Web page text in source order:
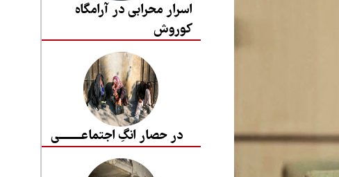
اسرار محرابی در آرامگاه
کوروش
در حصار انگِ اجتماعــــــــی